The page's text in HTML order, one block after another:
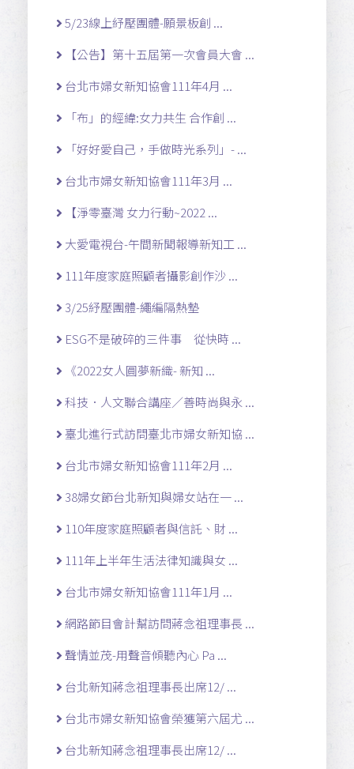
5/23線上紓壓團體-願景板創 ...
【公告】第十五屆第一次會員大會 ...
台北市婦女新知協會111年4月 ...
「布」的經緯:女力共生 合作創 ...
「好好愛自己，手做時光系列」- ...
台北市婦女新知協會111年3月 ...
【淨零臺灣 女力行動~2022 ...
大愛電視台-午間新聞報導新知工 ...
111年度家庭照顧者攝影創作沙 ...
3/25紓壓團體-繩編隔熱墊
ESG不是破碎的三件事 從快時 ...
《2022女人圓夢新織- 新知 ...
科技．人文聯合講座／善時尚與永 ...
臺北進行式訪問臺北市婦女新知協 ...
台北市婦女新知協會111年2月 ...
38婦女節台北新知與婦女站在一 ...
110年度家庭照顧者與信託、財 ...
111年上半年生活法律知識與女 ...
台北市婦女新知協會111年1月 ...
網路節目會計幫訪問蔣念祖理事長 ...
聲情並茂-用聲音傾聽內心 Pa ...
台北新知蔣念祖理事長出席12/ ...
台北市婦女新知協會榮獲第六屆尤 ...
台北新知蔣念祖理事長出席12/ ...